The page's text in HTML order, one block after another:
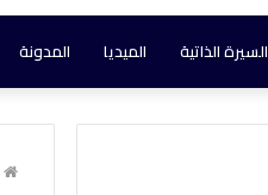
السيرة الذاتية الميديا المدونة